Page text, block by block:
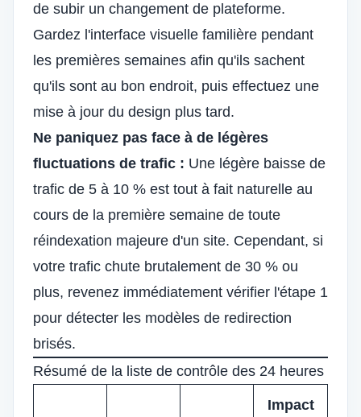
de subir un changement de plateforme.
Gardez l'interface visuelle familière pendant
les premières semaines afin qu'ils sachent
qu'ils sont au bon endroit, puis effectuez une
mise à jour du design plus tard.
Ne paniquez pas face à de légères
fluctuations de trafic : Une légère baisse de
trafic de 5 à 10 % est tout à fait naturelle au
cours de la première semaine de toute
réindexation majeure d'un site. Cependant, si
votre trafic chute brutalement de 30 % ou
plus, revenez immédiatement vérifier l'étape 1
pour détecter les modèles de redirection
brisés.
Résumé de la liste de contrôle des 24 heures
Impact